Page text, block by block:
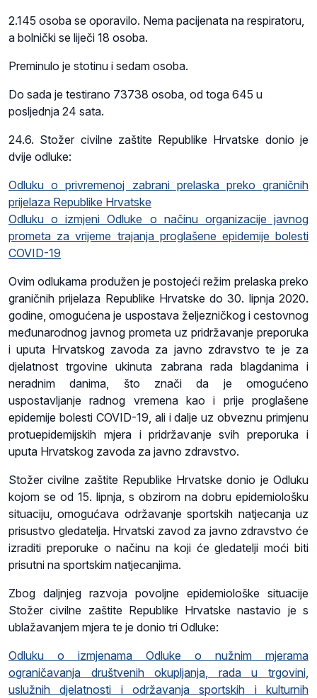
2.145 osoba se oporavilo. Nema pacijenata na respiratoru,
a bolnički se liječi 18 osoba.
Preminulo je stotinu i sedam osoba.
Do sada je testirano 73738 osoba, od toga 645 u
posljednja 24 sata.
24.6. Stožer civilne zaštite Republike Hrvatske donio je
dvije odluke:
Odluku o privremenoj zabrani prelaska preko graničnih
prijelaza Republike Hrvatske
Odluku o izmjeni Odluke o načinu organizacije javnog
prometa za vrijeme trajanja proglašene epidemije bolesti
COVID-19
Ovim odlukama produžen je postojeći režim prelaska preko
graničnih prijelaza Republike Hrvatske do 30. lipnja 2020.
godine, omogućena je uspostava željezničkog i cestovnog
međunarodnog javnog prometa uz pridržavanje preporuka
i uputa Hrvatskog zavoda za javno zdravstvo te je za
djelatnost trgovine ukinuta zabrana rada blagdanima i
neradnim danima, što znači da je omogućeno
uspostavljanje radnog vremena kao i prije proglašene
epidemije bolesti COVID-19, ali i dalje uz obveznu primjenu
protuepidemijskih mjera i pridržavanje svih preporuka i
uputa Hrvatskog zavoda za javno zdravstvo.
Stožer civilne zaštite Republike Hrvatske donio je Odluku
kojom se od 15. lipnja, s obzirom na dobru epidemiološku
situaciju, omogućava održavanje sportskih natjecanja uz
prisustvo gledatelja. Hrvatski zavod za javno zdravstvo će
izraditi preporuke o načinu na koji će gledatelji moći biti
prisutni na sportskim natjecanjima.
Zbog daljnjeg razvoja povoljne epidemiološke situacije
Stožer civilne zaštite Republike Hrvatske nastavio je s
ublažavanjem mjera te je donio tri Odluke:
Odluku o izmjenama Odluke o nužnim mjerama
ograničavanja društvenih okupljanja, rada u trgovini,
uslužnih djelatnosti i održavanja sportskih i kulturnih